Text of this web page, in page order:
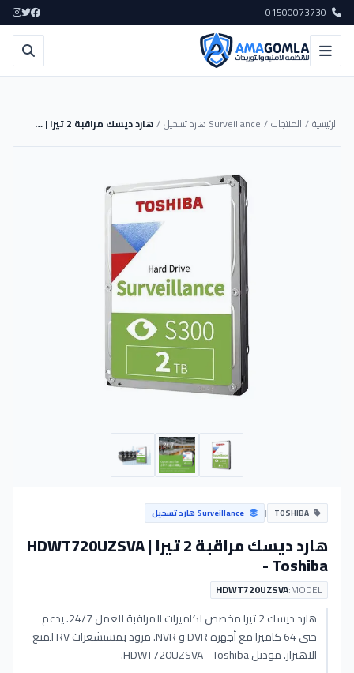
الرئيسية/ المنتجات/ Surveillance هارد تسجيل / هارد ديسك مراقبة 2 تيرا | HDWT720UZSVA - Toshiba
|
هارد ديسك مراقبة 2 تيرا | HDWT720UZSVA
- Toshiba
MODEL:
HDWT720UZSVA
هارد ديسك 2 تيرا مخصص لكاميرات المراقبة للعمل 24/7. يدعم
حتى 64 كاميرا مع أجهزة DVR و NVR. مزود بمستشعرات RV لمنع
الاهتزاز. موديل HDWT720UZSVA - Toshiba.